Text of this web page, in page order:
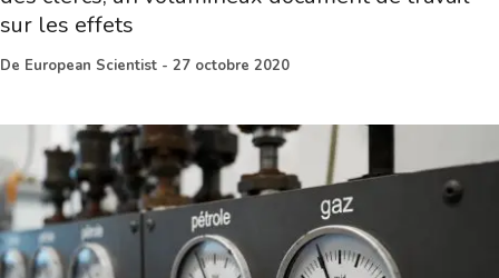
sur les effets
De European Scientist - 27 octobre 2020